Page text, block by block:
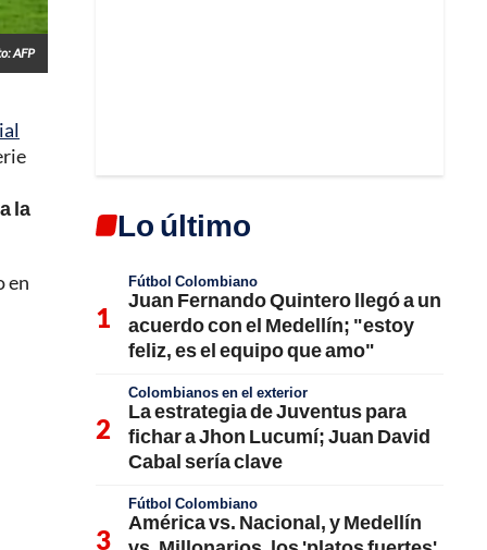
AFP
la
en
Lo último
Fútbol Colombiano
Juan Fernando Quintero llegó a un
acuerdo con el Medellín; "estoy
feliz, es el equipo que amo"
Colombianos en el exterior
La estrategia de Juventus para
fichar a Jhon Lucumí; Juan David
Cabal sería clave
Fútbol Colombiano
América vs. Nacional, y Medellín